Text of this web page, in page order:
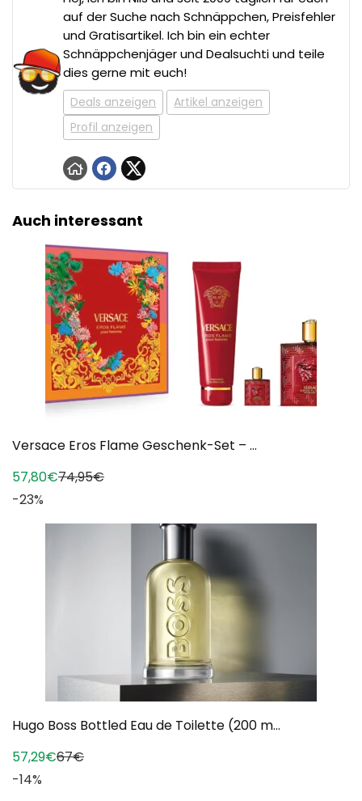
auf der Suche nach Schnäppchen, Preisfehler
und Gratisartikel. Ich bin ein echter
Schnäppchenjäger und Dealsuchti und teile
dies gerne mit euch!
Deals anzeigen
Artikel anzeigen
Profil anzeigen
Auch interessant
Versace Eros Flame Geschenk-Set – ...
57,80€74,95€
-23%
Hugo Boss Bottled Eau de Toilette (200 m...
57,29€67€
-14%